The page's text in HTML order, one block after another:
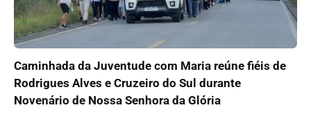
Caminhada da Juventude com Maria reúne fiéis de
Rodrigues Alves e Cruzeiro do Sul durante
Novenário de Nossa Senhora da Glória